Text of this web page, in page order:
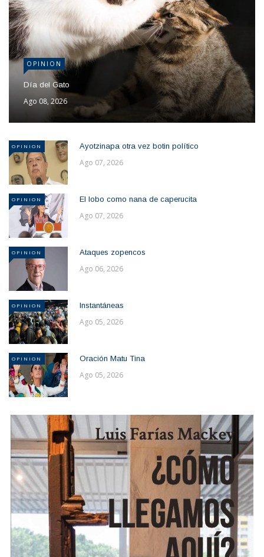
OPINION
Día del Gato
Ago 08, 2026
OPINION Ayotzinapa otra vez botin político
Ago 07, 2026
OPINION El lobo como nana de caperucita
Ago 07, 2026
OPINION Ataques zopencos
Ago 06, 2026
OPINION Instantáneas
Ago 05, 2026
OPINION Oración Matu Tina
Ago 05, 2026